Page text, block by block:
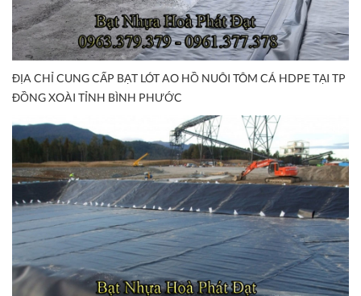
ĐỊA CHỈ CUNG CẤP BẠT LÓT AO HỒ NUÔI TÔM CÁ HDPE TẠI TP
ĐỒNG XOÀI TỈNH BÌNH PHƯỚC